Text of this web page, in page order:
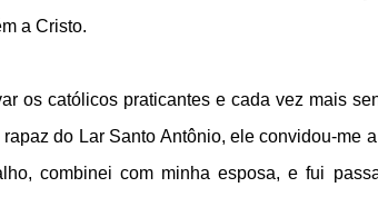
a Cristo.
os católicos praticantes e cada vez mais
do Lar Santo Antônio, ele convidou-me
combinei com minha esposa, e fui